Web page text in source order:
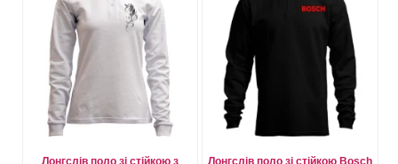
Лонгслів поло зі стійкою з
Лонгслів поло зі стійкою Bosch